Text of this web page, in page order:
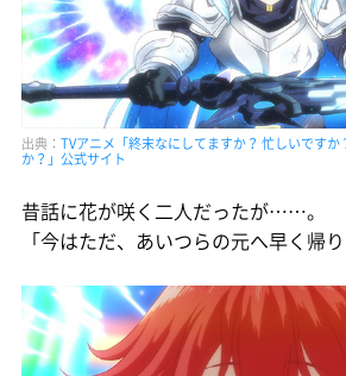
出典： TVアニメ「終末なにしてますか？ 忙しいです
か？」公式サイト
昔話に花が咲く二人だったが……。
「今はただ、あいつらの元へ早く帰り